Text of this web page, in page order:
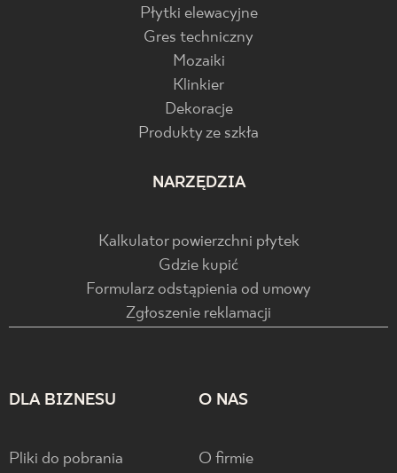
Płytki elewacyjne
Gres techniczny
Mozaiki
Klinkier
Dekoracje
Produkty ze szkła
NARZĘDZIA
Kalkulator powierzchni płytek
Gdzie kupić
Formularz odstąpienia od umowy
Zgłoszenie reklamacji
DLA BIZNESU
Pliki do pobrania
O NAS
O firmie